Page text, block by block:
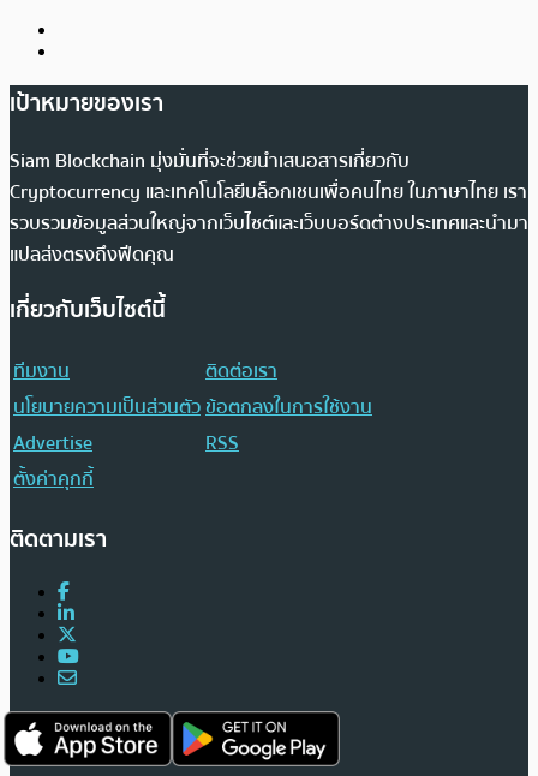
เป้าหมายของเรา
Siam Blockchain มุ่งมั่นที่จะช่วยนำเสนอสารเกี่ยวกับ
Cryptocurrency และเทคโนโลยีบล็อกเชนเพื่อคนไทย ในภาษาไทย เรา
รวบรวมข้อมูลส่วนใหญ่จากเว็บไซต์และเว็บบอร์ดต่างประเทศและนำมา
แปลส่งตรงถึงฟีดคุณ
เกี่ยวกับเว็บไซต์นี้
ทีมงาน
ติดต่อเรา
นโยบายความเป็นส่วนตัวข้อตกลงในการใช้งาน
Advertise
RSS
ตั้งค่าคุกกี้
ติดตามเรา